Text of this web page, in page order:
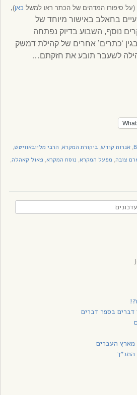
(על סיפורו המדהים של הכתר ראו למשל כאן)
,
בחאלב באישור מיוחד של
נוסף, השבוע בדיוק נפתחה
בגין ‘כתרים’ אחרים של קהילת דמשק
לשעבר תובע את חזקתם…
,אגרות קודש,ביקורת המקרא, הרבי מליובאוויטש,
צובה, מפעל המקרא, נוסח המקרא, פאול קאהלה,
בספר דברים
מארץ העברים
התנ”ך